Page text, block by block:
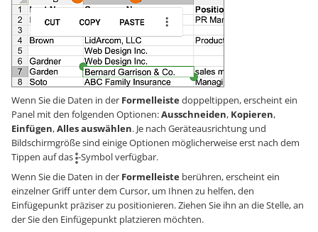
Wenn Sie die Daten in der Formelleistedoppeltippen, erscheint ein
Panel mit den folgenden Optionen:Ausschneiden, Kopieren,
Einfügen,Alles auswählen. Je nach Geräteausrichtung und
Bildschirmgröße sind einige Optionen möglicherweise erst nach dem
Tippen auf das -Symbol verfügbar.
Wenn Sie die Daten in der Formelleiste berühren, erscheint ein
einzelner Griff unter dem Cursor, um Ihnen zu helfen, den
Einfügepunkt präziser zu positionieren. Ziehen Sie ihn an die Stelle, an
der Sie den Einfügepunkt platzieren möchten.